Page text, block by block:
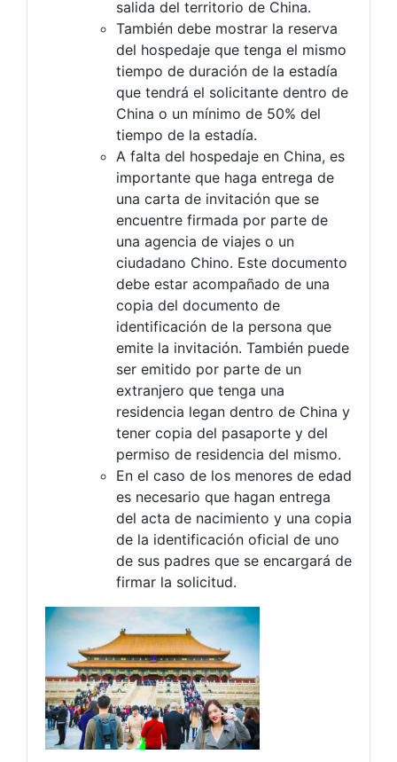
salida del territorio de China.
También debe mostrar la reserva
del hospedaje que tenga el mismo
tiempo de duración de la estadía
que tendrá el solicitante dentro de
China o un mínimo de 50% del
tiempo de la estadía.
A falta del hospedaje en China, es
importante que haga entrega de
una carta de invitación que se
encuentre firmada por parte de
una agencia de viajes o un
ciudadano Chino. Este documento
debe estar acompañado de una
copia del documento de
identificación de la persona que
emite la invitación. También puede
ser emitido por parte de un
extranjero que tenga una
residencia legan dentro de China y
tener copia del pasaporte y del
permiso de residencia del mismo.
En el caso de los menores de edad
es necesario que hagan entrega
del acta de nacimiento y una copia
de la identificación oficial de uno
de sus padres que se encargará de
firmar la solicitud.